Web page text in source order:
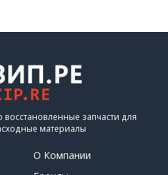
запчасти для
материалы
О Компании